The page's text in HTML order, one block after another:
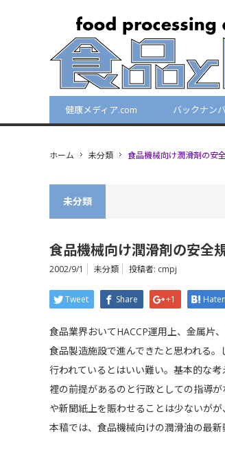
健康メディア.com バックナン
ホーム 未分類 食品機械向け潤滑剤の安
未分類
食品機械向け潤滑剤の安全
2002/9/1 未分類 投稿者: cmpj
Tweet Share +1
食品業界おいてHACCP運用上、金属片
食品製造施設で進んできたと思われる
行われているとはいい難い。基本的な
裡の前提があるのと行政としての指導
や新聞紙上を賑わせることは少ないが
本稿では、食品機械向けの潤滑油の最